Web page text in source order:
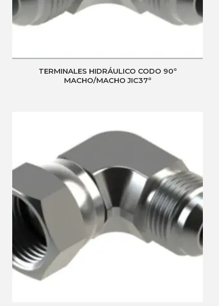
TERMINALES HIDRÁULICO CODO 90º
MACHO/MACHO JIC37º